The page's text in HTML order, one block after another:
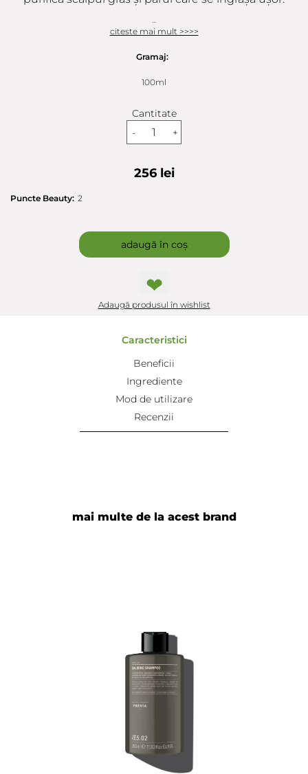
...
citeste mai mult >>>>
Gramaj:
100ml
Cantitate
-
+
256 lei
Puncte Beauty: 2
adaugă în coș
❤
Adaugă produsul în wishlist
Caracteristici
Beneficii
Ingrediente
Mod de utilizare
Recenzii
mai multe de la acest brand